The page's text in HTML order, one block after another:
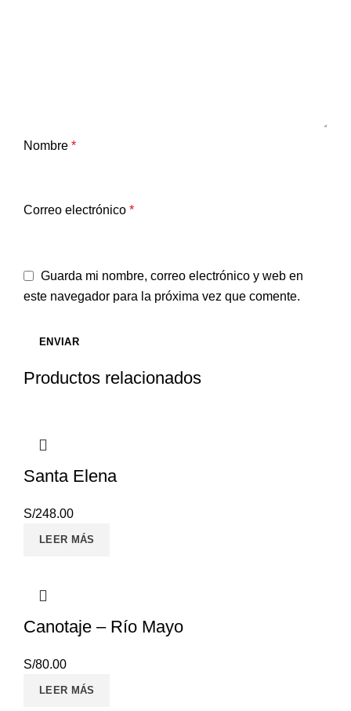
Nombre *
Correo electrónico *
Guarda mi nombre, correo electrónico y web en
este navegador para la próxima vez que comente.
Productos relacionados
Santa Elena
S/248.00
LEER MÁS
Canotaje – Río Mayo
S/80.00
LEER MÁS